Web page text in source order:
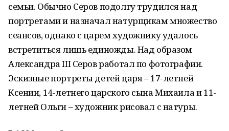
семьи. Обычно Серов подолгу трудился над
портретами и назначал натурщикам множество
сеансов, однако с царем художнику удалось
встретиться лишь единожды. Над образом
Александра III Серов работал по фотографии.
Эскизные портреты детей царя – 17-летней
Ксении, 14-летнего царского сына Михаила и 11-
летней Ольги – художник рисовал с натуры.